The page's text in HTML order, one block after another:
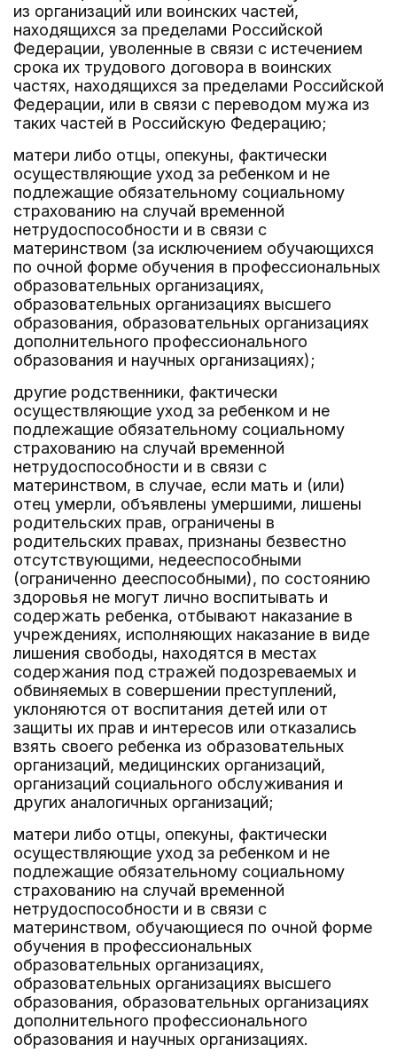
из организаций или воинских частей,
находящихся за пределами Российской
Федерации, уволенные в связи с истечением
срока их трудового договора в воинских
частях, находящихся за пределами Российской
Федерации, или в связи с переводом мужа из
таких частей в Российскую Федерацию;
матери либо отцы, опекуны, фактически
осуществляющие уход за ребенком и не
подлежащие обязательному социальному
страхованию на случай временной
нетрудоспособности и в связи с
материнством (за исключением обучающихся
по очной форме обучения в профессиональных
образовательных организациях,
образовательных организациях высшего
образования, образовательных организациях
дополнительного профессионального
образования и научных организациях);
другие родственники, фактически
осуществляющие уход за ребенком и не
подлежащие обязательному социальному
страхованию на случай временной
нетрудоспособности и в связи с
материнством, в случае, если мать и (или)
отец умерли, объявлены умершими, лишены
родительских прав, ограничены в
родительских правах, признаны безвестно
отсутствующими, недееспособными
(ограниченно дееспособными), по состоянию
здоровья не могут лично воспитывать и
содержать ребенка, отбывают наказание в
учреждениях, исполняющих наказание в виде
лишения свободы, находятся в местах
содержания под стражей подозреваемых и
обвиняемых в совершении преступлений,
уклоняются от воспитания детей или от
защиты их прав и интересов или отказались
взять своего ребенка из образовательных
организаций, медицинских организаций,
организаций социального обслуживания и
других аналогичных организаций;
матери либо отцы, опекуны, фактически
осуществляющие уход за ребенком и не
подлежащие обязательному социальному
страхованию на случай временной
нетрудоспособности и в связи с
материнством, обучающиеся по очной форме
обучения в профессиональных
образовательных организациях,
образовательных организациях высшего
образования, образовательных организациях
дополнительного профессионального
образования и научных организациях.